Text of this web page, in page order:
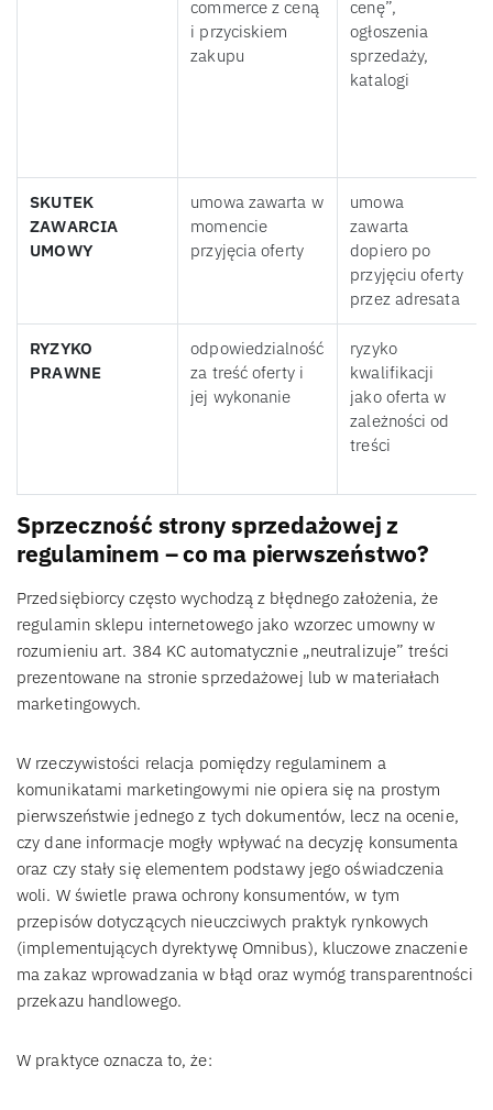
commerce z ceną
i przyciskiem
zakupu
cenę”,
ogłoszenia
sprzedaży,
katalogi
SKUTEK
ZAWARCIA
UMOWY
umowa zawarta w
momencie
przyjęcia oferty
umowa
zawarta
dopiero po
przyjęciu oferty
przez adresata
RYZYKO
PRAWNE
odpowiedzialność
za treść oferty i
jej wykonanie
ryzyko
kwalifikacji
jako oferta w
zależności od
treści
Sprzeczność strony sprzedażowej z
regulaminem – co ma pierwszeństwo?
Przedsiębiorcy często wychodzą z błędnego założenia, że
regulamin sklepu internetowego jako wzorzec umowny w
rozumieniu art. 384 KC automatycznie „neutralizuje” treści
prezentowane na stronie sprzedażowej lub w materiałach
marketingowych.
W rzeczywistości relacja pomiędzy regulaminem a
komunikatami marketingowymi nie opiera się na prostym
pierwszeństwie jednego z tych dokumentów, lecz na ocenie,
czy dane informacje mogły wpływać na decyzję konsumenta
oraz czy stały się elementem podstawy jego oświadczenia
woli. W świetle prawa ochrony konsumentów, w tym
przepisów dotyczących nieuczciwych praktyk rynkowych
(implementujących dyrektywę Omnibus), kluczowe znaczenie
ma zakaz wprowadzania w błąd oraz wymóg transparentności
przekazu handlowego.
W praktyce oznacza to, że: